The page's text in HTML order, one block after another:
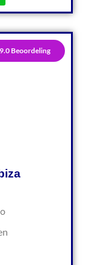
9.0 Beoordeling